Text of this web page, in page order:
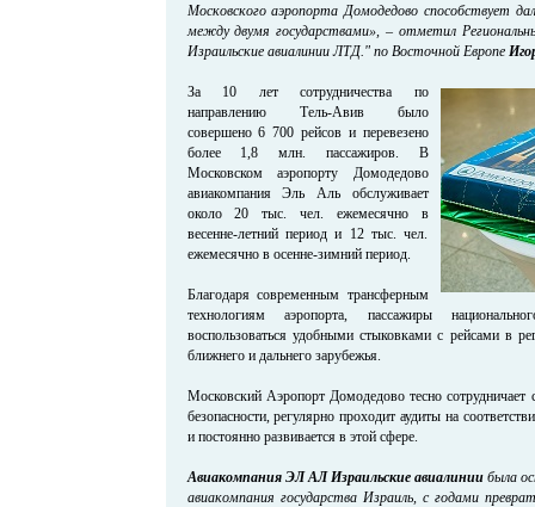
Московского аэропорта Домодедово способствует
между двумя государствами», – отметил
Израильские авиалинии ЛТД." по Восточной Европе
За 10 лет сотрудничества по
направлению Тель-Авив было
совершено 6 700 рейсов и перевезено
более 1,8 млн. пассажиров. В
Московском аэропорту Домодедово
авиакомпания Эль Аль обслуживает
около 20 тыс. чел. ежемесячно в
весенне-летний период и 12 тыс. чел.
ежемесячно в осенне-зимний период.
Благодаря современным трансферным
технологиям аэропорта, пассажиры
воспользоваться удобными стыковками с рейсами в
ближнего и дальнего зарубежья.
Московский Аэропорт Домодедово тесно
безопасности, регулярно проходит аудиты на
и постоянно развивается в этой сфере.
Авиакомпания ЭЛ АЛ Израильские авиалинии была
авиакомпания государства Израиль, с годами